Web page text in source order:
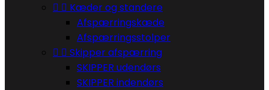
  Kæder og standere
Afspærringskæde
Afspærringsstolper
  Skipper afspærring
SKIPPER udendørs
SKIPPER indendørs